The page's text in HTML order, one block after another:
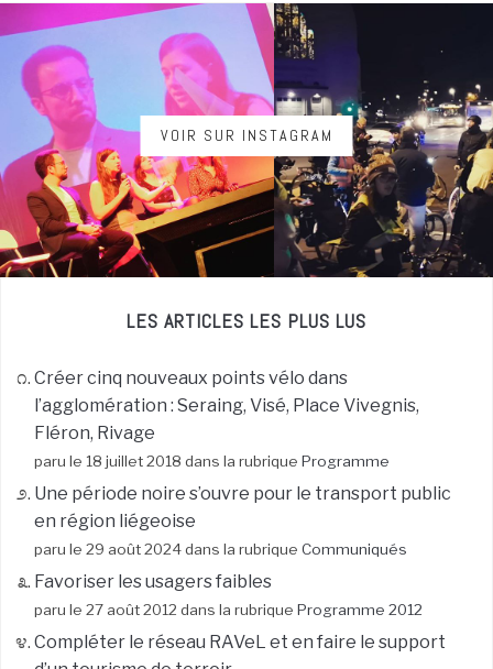
VOIR SUR INSTAGRAM
LES ARTICLES LES PLUS LUS
Créer cinq nouveaux points vélo dans
l’agglomération : Seraing, Visé, Place Vivegnis,
Fléron, Rivage
paru le 18 juillet 2018 dans la rubrique Programme
Une période noire s’ouvre pour le transport public
en région liégeoise
paru le 29 août 2024 dans la rubrique Communiqués
Favoriser les usagers faibles
paru le 27 août 2012 dans la rubrique Programme 2012
Compléter le réseau RAVeL et en faire le support